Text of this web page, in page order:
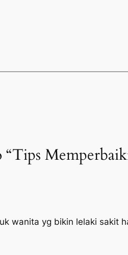
“Tips
wanita yg bikin lelaki sakit